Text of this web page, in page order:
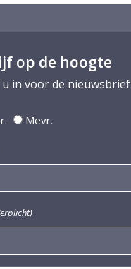
op de hoogte
in voor de nieuwsbrief
Mevr.